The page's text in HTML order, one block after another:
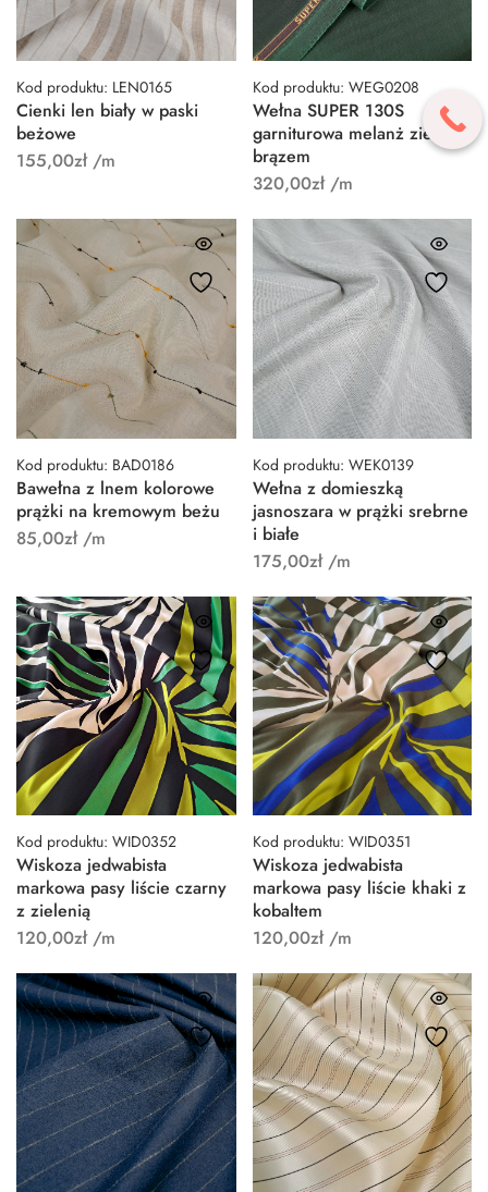
Kod produktu: LEN0165
Cienki len biały w paski
beżowe
155,00zł/m
Kod produktu: WEG0208
Wełna SUPER 130S
garniturowa melanż zieleń z
brązem
320,00zł/m
Kod produktu: BAD0186
Bawełna z lnem kolorowe
prążki na kremowym beżu
85,00zł/m
Kod produktu: WEK0139
Wełna z domieszką
jasnoszara w prążki srebrne
i białe
175,00zł/m
Kod produktu: WID0352
Wiskoza jedwabista
markowa pasy liście czarny
z zielenią
120,00zł/m
Kod produktu: WID0351
Wiskoza jedwabista
markowa pasy liście khaki z
kobaltem
120,00zł/m